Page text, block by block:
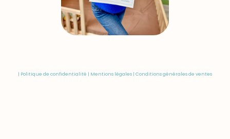
| Politique de confidentialité | Mentions légales | Conditions générales de ventes